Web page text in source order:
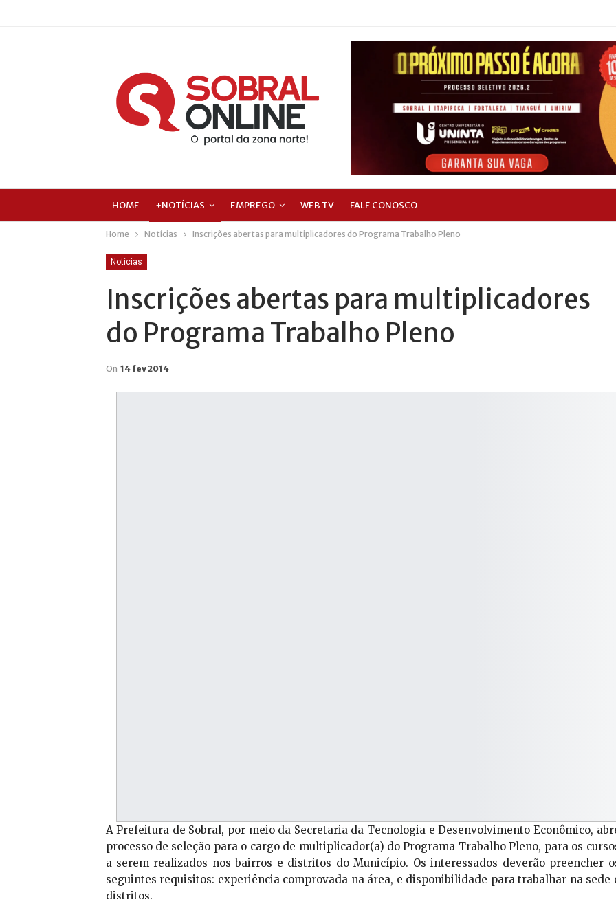
HOME +NOTÍCIAS EMPREGO WEB TV FALE CONOSCO
Home Notícias Inscrições abertas para multiplicadores do Programa Trabalho Pleno
Notícias
Inscrições abertas para multiplicadores
do Programa Trabalho Pleno
On 14 fev 2014
A Prefeitura de Sobral, por meio da Secretaria da Tecnologia e Desenvolvimento Econômico,
processo de seleção para o cargo de multiplicador(a) do Programa Trabalho Pleno, para os
a serem realizados nos bairros e distritos do Município. Os interessados deverão preencher
seguintes requisitos: experiência comprovada na área, e disponibilidade para trabalhar na sede
distritos.